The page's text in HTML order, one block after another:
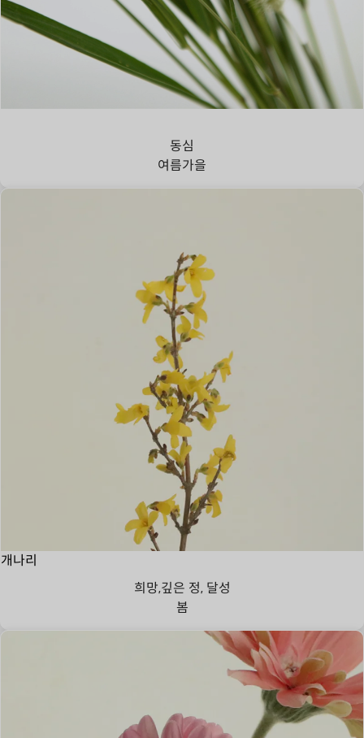
동심
여름가을
개나리
희망,깊은 정, 달성
봄